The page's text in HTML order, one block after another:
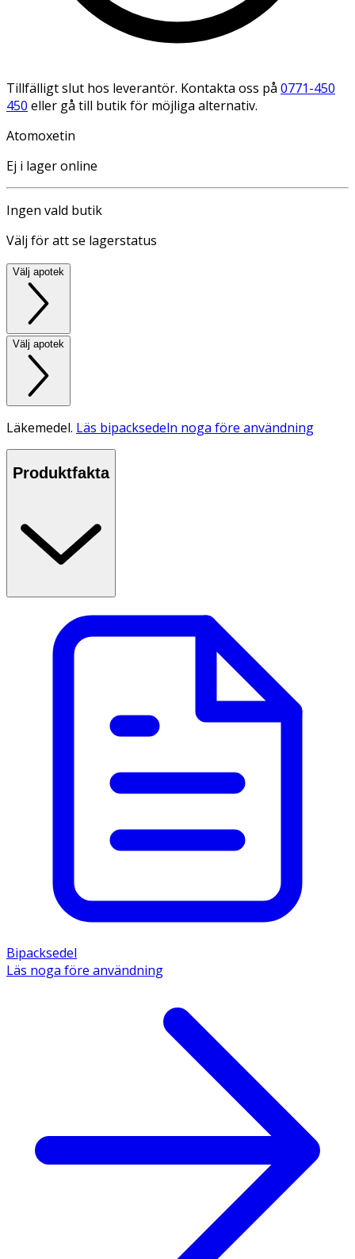
Tillfälligt slut hos leverantör. Kontakta oss på 0771-450
450 eller gå till butik för möjliga alternativ.
Atomoxetin
Ej i lager online
Ingen vald butik
Välj för att se lagerstatus
Välj apotek
Välj apotek
Läkemedel. Läs bipacksedeln noga före användning
Produktfakta
Bipacksedel
Läs noga före användning